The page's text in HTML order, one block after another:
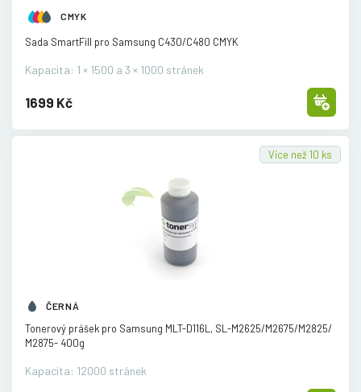
CMYK
Sada SmartFill pro Samsung C430/C480 CMYK
Kapacita: 1 × 1500 a 3 × 1000 stránek
1699 Kč
ČERNÁ
Více než 10 ks
Tonerový prášek pro Samsung MLT-D116L, SL-M2625/M2675/M2825/
M2875- 400g
Kapacita: 12000 stránek